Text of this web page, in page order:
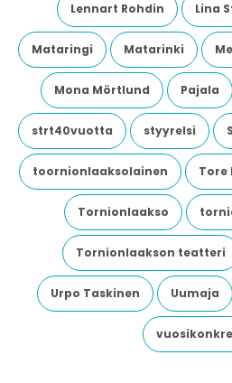
Lennart Rohdin Lina
Mataringi Matarinki
Mona Mörtlund Pajala
strt40vuotta styyrelsi
toornionlaaksolainen Tore
Tornionlaakso
Tornionlaakson teatteri
Urpo Taskinen Uumaja